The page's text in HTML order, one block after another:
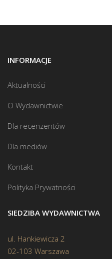
INFORMACJE
Aktualności
O Wydawnictwie
Dla recenzentów
Dla mediów
Kontakt
Polityka Prywatności
SIEDZIBA WYDAWNICTWA
ul. Hankiewicza 2
02-103 Warszawa